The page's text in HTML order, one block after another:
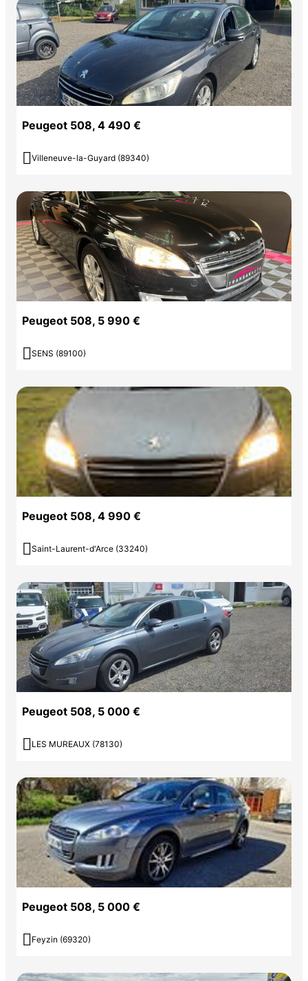
Peugeot 508, 4 490 €
 Villeneuve-la-Guyard (89340)
Peugeot 508, 5 990 €
 SENS (89100)
Peugeot 508, 4 990 €
 Saint-Laurent-d'Arce (33240)
Peugeot 508, 5 000 €
 LES MUREAUX (78130)
Peugeot 508, 5 000 €
 Feyzin (69320)